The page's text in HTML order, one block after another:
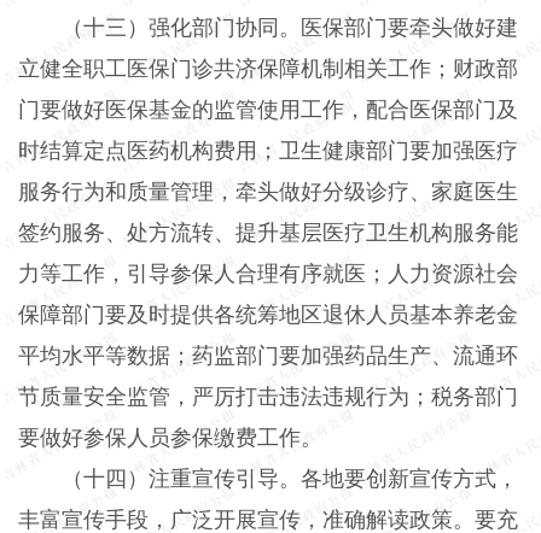
（十三）强化部门协同。医保部门要牵头做好建
立健全职工医保门诊共济保障机制相关工作；财政部
门要做好医保基金的监管使用工作，配合医保部门及
时结算定点医药机构费用；卫生健康部门要加强医疗
服务行为和质量管理，牵头做好分级诊疗、家庭医生
签约服务、处方流转、提升基层医疗卫生机构服务能
力等工作，引导参保人合理有序就医；人力资源社会
保障部门要及时提供各统筹地区退休人员基本养老金
平均水平等数据；药监部门要加强药品生产、流通环
节质量安全监管，严厉打击违法违规行为；税务部门
要做好参保人员参保缴费工作。
（十四）注重宣传引导。各地要创新宣传方式，
丰富宣传手段，广泛开展宣传，准确解读政策。要充